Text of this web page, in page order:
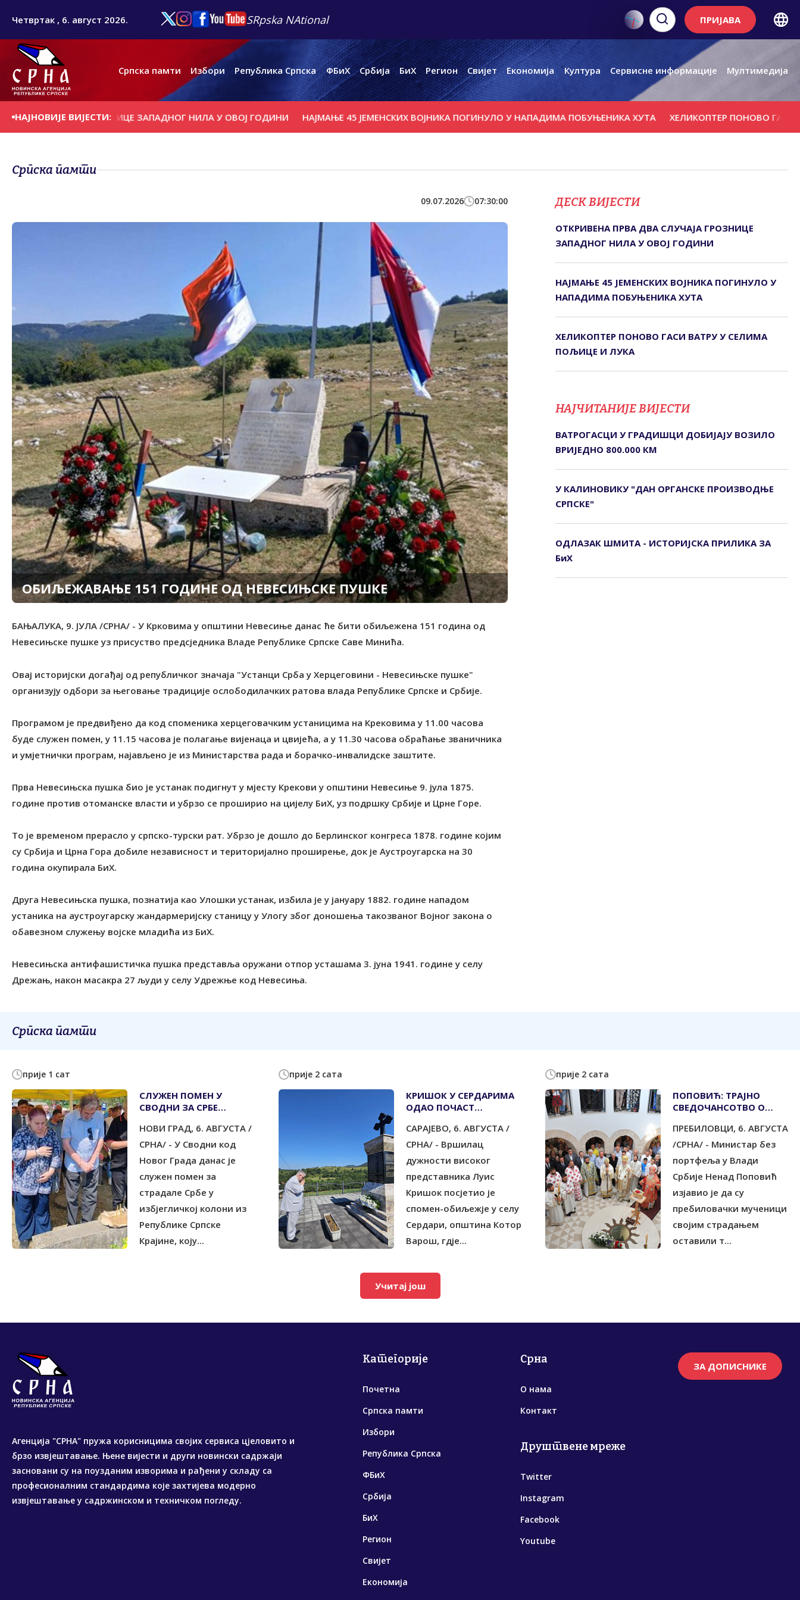
Четвртак , 6. август 2026. SRpska NAtional ПРИЈАВА
Српска памти Избори Република Српска ФБиХ Србија БиХ Регион Свијет Економија Култура Сервисне информације Мултимедија
НАЈНОВИЈЕ ВИЈЕСТИ:
ГРОЗНИЦЕ ЗАПАДНОГ НИЛА У ОВОЈ ГОДИНИ НАЈМАЊЕ 45 ЈЕМЕНСКИХ ВОЈНИКА ПОГИНУЛО У НАПАДИМА ПОБУЊЕНИКА ХУТА ХЕЛИКОПТЕР ПОНОВО ГАСИ ВАТРУ У
Српска памти
09.07.2026 07:30:00
ОБИЉЕЖАВАЊЕ 151 ГОДИНЕ ОД НЕВЕСИЊСКЕ ПУШКЕ
БАЊАЛУКА, 9. ЈУЛА /СРНА/ - У Крковима у општини Невесиње данас ће бити обиљежена 151 година од
Невесињске пушке уз присуство предсједника Владе Републике Српске Саве Минића.
Овај историјски догађај од републичког значаја "Устанци Срба у Херцеговини - Невесињске пушке"
организују одбори за његовање традиције ослободилачких ратова влада Републике Српске и Србије.
Програмом је предвиђено да код споменика херцеговачким устаницима на Крековима у 11.00 часова
буде служен помен, у 11.15 часова је полагање вијенаца и цвијећа, а у 11.30 часова обраћање званичника
и умјетнички програм, најављено је из Министарства рада и борачко-инвалидске заштите.
Прва Невесињска пушка био је устанак подигнут у мјесту Крекови у општини Невесиње 9. јула 1875.
године против отоманске власти и убрзо се проширио на цијелу БиХ, уз подршку Србије и Црне Горе.
То је временом прерасло у српско-турски рат. Убрзо је дошло до Берлинског конгреса 1878. године којим
су Србија и Црна Гора добиле независност и територијално проширење, док је Аустроугарска на 30
година окупирала БиХ.
Друга Невесињска пушка, познатија као Улошки устанак, избила је у јануару 1882. године нападом
устаника на аустроугарску жандармеријску станицу у Улогу због доношења такозваног Војног закона о
обавезном служењу војске младића из БиХ.
Невесињска антифашистичка пушка представља оружани отпор усташама 3. јуна 1941. године у селу
Дрежањ, након масакра 27 људи у селу Удрежње код Невесиња.
ДЕСК ВИЈЕСТИ
ОТКРИВЕНА ПРВА ДВА СЛУЧАЈА ГРОЗНИЦЕ
ЗАПАДНОГ НИЛА У ОВОЈ ГОДИНИ
НАЈМАЊЕ 45 ЈЕМЕНСКИХ ВОЈНИКА ПОГИНУЛО У
НАПАДИМА ПОБУЊЕНИКА ХУТА
ХЕЛИКОПТЕР ПОНОВО ГАСИ ВАТРУ У СЕЛИМА
ПОЉИЦЕ И ЛУКА
НАЈЧИТАНИЈЕ ВИЈЕСТИ
ВАТРОГАСЦИ У ГРАДИШЦИ ДОБИЈАЈУ ВОЗИЛО
ВРИЈЕДНО 800.000 КМ
У КАЛИНОВИКУ "ДАН ОРГАНСКЕ ПРОИЗВОДЊЕ
СРПСКЕ"
ОДЛАЗАК ШМИТА - ИСТОРИЈСКА ПРИЛИКА ЗА
БиХ
Српска памти
прије 1 сат
СЛУЖЕН ПОМЕН У
СВОДНИ ЗА СРБЕ
ИЗБЈЕГЛИЧКОЈ КОЛОНИ
1995.
НОВИ ГРАД, 6. АВГУСТА /
СРНА/ - У Сводни код
Новог Града данас је
служен помен за
страдале Србе у
избјегличкој колони из
Републике Српске
Крајине, коју...
прије 2 сата
КРИШОК У СЕРДАРИМА
ОДАО ПОЧАСТ
ЦИВИЛИМА
САРАЈЕВО, 6. АВГУСТА /
СРНА/ - Вршилац
дужности високог
представника Луис
Кришок посјетио је
спомен-обиљежје у селу
Сердари, општина Котор
Варош, гдје...
прије 2 сата
ПОПОВИЋ: ТРАЈНО
СВЕДОЧАНСОТВО О
НЕПОКОЛЕБЉИВОСТИ
ПРЕБИЛОВЦИ, 6. АВГУСТА
/СРНА/ - Министар без
портфеља у Влади
Србије Ненад Поповић
изјавио је да су
пребиловачки мученици
својим страдањем
оставили т...
Учитај још
Агенција "СРНА" пружа корисницима својих сервиса цјеловито и
брзо извјештавање. Њене вијести и други новински садржаји
засновани су на поузданим изворима и рађени у складу са
професионалним стандардима које захтијева модерно
извјештавање у садржинском и техничком погледу.
Категорије
Почетна
Српска памти
Избори
Република Српска
ФБиХ
Србија
БиХ
Регион
Свијет
Економија
Срна
О нама
Контакт
Друштвене мреже
Twitter
Instagram
Facebook
Youtube
ЗА ДОПИСНИКЕ